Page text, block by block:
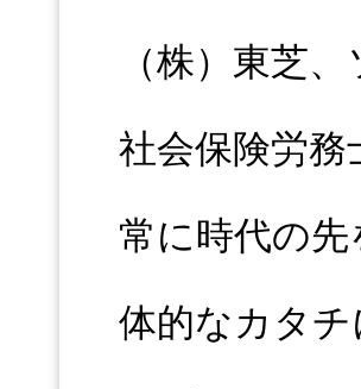
（株）東芝
社会保険労
常に時代の
体的なカタ